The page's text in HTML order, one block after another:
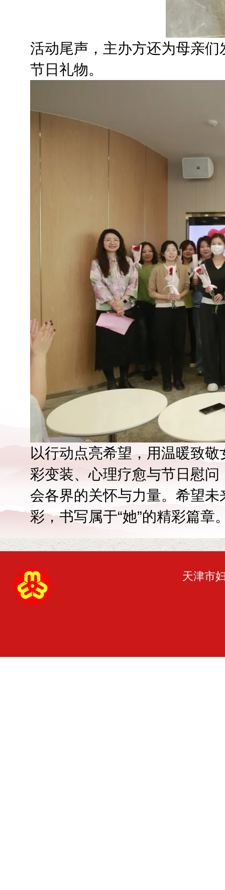
活动尾声，主办方还为母亲们
节日礼物。
以行动点亮希望，用温暖致
彩变装、心理疗愈与节日慰
会各界的关怀与力量。希望
彩，书写属于“她”的精彩篇章
天津市